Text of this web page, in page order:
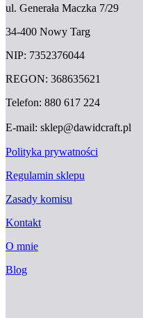
ul. Generała Maczka 7/29
34-400 Nowy Targ
NIP: 7352376044
REGON: 368635621
Telefon: 880 617 224
E-mail: sklep@dawidcraft.pl
Polityka prywatności
Regulamin sklepu
Zasady komisu
Kontakt
O mnie
Blog